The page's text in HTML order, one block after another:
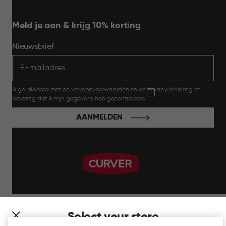
Select your store
Meld je aan & krijg 10% korting
Nieuwsbrief
Ik ga akkoord met de verkoopvoorwaarden en dePrivacyverklaring en
bevestig dat ik mijn gegevens heb gecontroleerd.
AANMELDEN